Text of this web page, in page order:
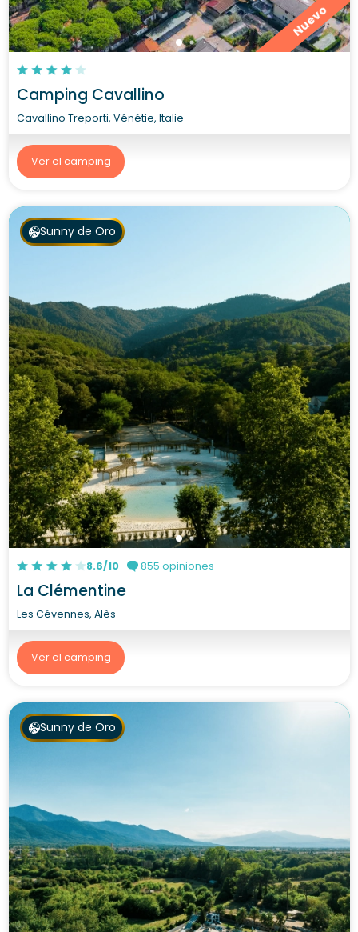
Nuevo
Camping Cavallino
Cavallino Treporti, Vénétie, Italie
Ver el camping
Sunny de Oro
8.6/10 855 opiniones
La Clémentine
Les Cévennes, Alès
Ver el camping
Sunny de Oro